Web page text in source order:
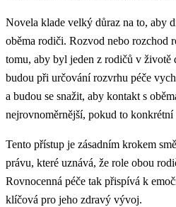
Novela klade velký důraz na to, aby
oběma rodiči. Rozvod nebo rozchod
tomu, aby byl jeden z rodičů v životě
budou při určování rozvrhu péče
a budou se snažit, aby kontakt s
nejrovnoměrnější, pokud to
Tento přístup je zásadním krokem
právu, které uznává, že role obou
Rovnocenná péče tak přispívá k
klíčová pro jeho zdravý vývoj.